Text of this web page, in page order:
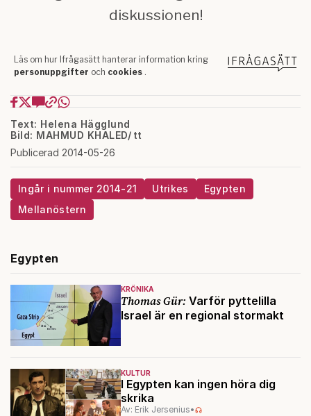
Text: Helena Hägglund
Bild: MAHMUD KHALED/ tt
Publicerad 2014-05-26
Ingår i nummer 2014-21 Utrikes
Egypten
Mellanöstern
Egypten
KRÖNIKA
Thomas Gür: Varför pyttelilla
Israel är en regional stormakt
KULTUR
I Egypten kan ingen höra dig
skrika
Av: Erik Jersenius•